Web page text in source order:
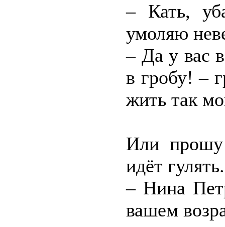
– Кать,
умоляю
– Да у вас
в гробу! –
жить так
Или прошу
идёт
– Нина
вашем